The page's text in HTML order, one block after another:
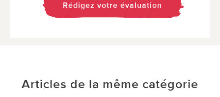
Rédigez votre évaluation
Articles de la même catégorie